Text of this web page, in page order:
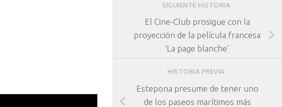
SIGUIENTE HISTORIA
El Cine-Club prosigue con la
proyección de la película francesa
‘La page blanche’
HISTORIA PREVIA
Estepona presume de tener uno
de los paseos marítimos más